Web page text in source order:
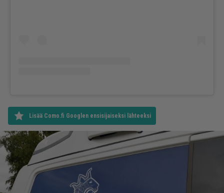
Lisää Como.fi Googlen ensisijaiseksi lähteeksi